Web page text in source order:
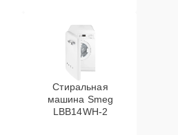
Стиральная
машина Smeg
LBB14WH-2